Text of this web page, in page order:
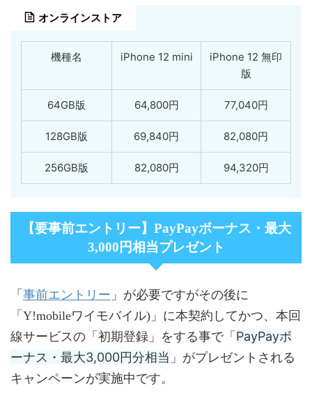
オンラインストア
機種名 iPhone 12 mini
iPhone 12 無印
版
64GB版 64,800円 77,040円
128GB版 69,840円 82,080円
256GB版 82,080円 94,320円
【要事前エントリー】PayPayボーナス・最大
3,000円相当プレゼント
「 事前エントリー 」が必要ですがその後に
「Y!mobileワイモバイル)」に本契約してかつ、本回
線サービスの「初期登録」をする事で「 PayPayボ
ーナス・最大3,000円分相当 」がプレゼントされる
キャンペーンが実施中です。